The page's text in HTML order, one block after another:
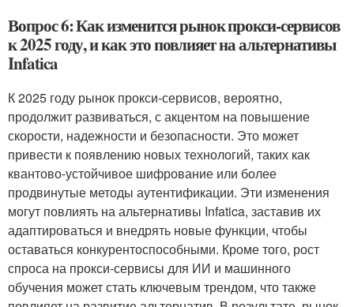
Вопрос 6: Как изменится рынок прокси-сервисов
к 2025 году, и как это повлияет на альтернативы
Infatica
К 2025 году рынок прокси-сервисов, вероятно,
продолжит развиваться, с акцентом на повышение
скорости, надежности и безопасности. Это может
привести к появлению новых технологий, таких как
квантово-устойчивое шифрование или более
продвинутые методы аутентификации. Эти изменения
могут повлиять на альтернативы Infatica, заставив их
адаптироваться и внедрять новые функции, чтобы
оставаться конкурентоспособными. Кроме того, рост
спроса на прокси-сервисы для ИИ и машинного
обучения может стать ключевым трендом, что также